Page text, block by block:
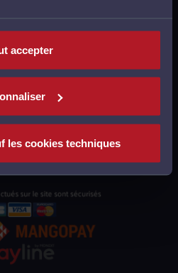
accepter
les cookies techniques